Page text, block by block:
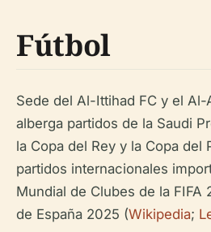
Fútbol
Sede del Al-Ittihad FC y el Al-
alberga partidos de la Saudi
la Copa del Rey y la Copa del
partidos internacionales
Mundial de Clubes de la FIFA
de España 2025 (Wikipedia;